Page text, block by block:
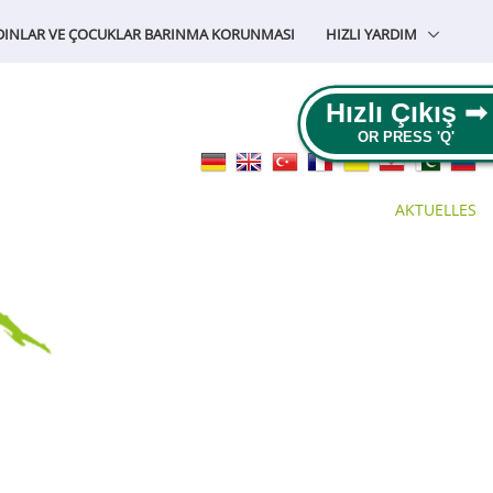
VE ÇOCUKLAR BARINMA KORUNMASI HIZLI YARDIM
AKTUELLES
Hızlı Çıkış ➟